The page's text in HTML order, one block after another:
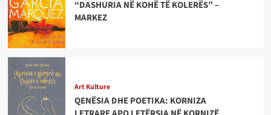
“DASHURIA NË KOHË TË KOLERËS” –
MARKEZ
Art Kulture
QENËSIA DHE POETIKA: KORNIZA